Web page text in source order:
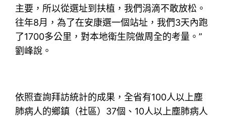
主要，所以從選址到扶植，我們涓滴不敢放松。
往年8月，為了在安康選一個站址，我們3天內跑
了1700多公里，對本地衛生院做周全的考量。”
劉峰說。
依照查詢拜訪統計的成果，全省有100人以上塵
肺病人的鄉鎮（社區）37個、10人以上塵肺病人